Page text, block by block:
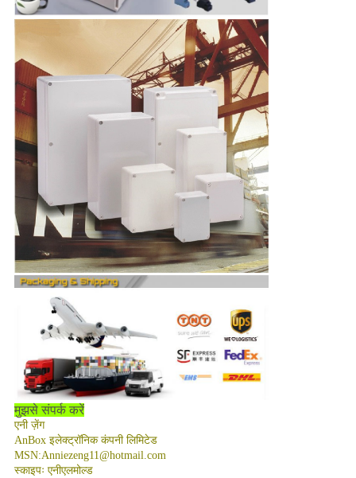
मुझसे संपर्क करें
एनी ज़ेंग
AnBox इलेक्ट्रॉनिक कंपनी लिमिटेड
MSN:Anniezeng11@hotmail.com
स्काइपः एनीएलमोल्ड